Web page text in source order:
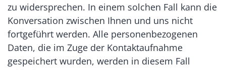
zu widersprechen. In einem solchen Fall kann die
Konversation zwischen Ihnen und uns nicht
fortgeführt werden. Alle personenbezogenen
Daten, die im Zuge der Kontaktaufnahme
gespeichert wurden, werden in diesem Fall